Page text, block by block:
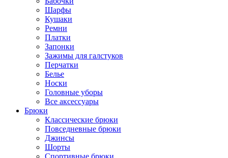
Шарфы
Кушаки
Ремни
Платки
Запонки
Зажимы для галстуков
Перчатки
Белье
Носки
Головные уборы
Все аксессуары
Брюки
Классические брюки
Повседневные брюки
Джинсы
Шорты
Спортивные брюки